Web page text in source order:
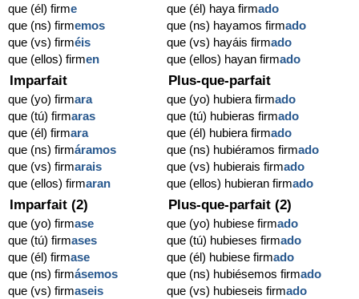
que (él) firme
que (ns) firmemos
que (vs) firméis
que (ellos) firmen
que (él) haya firmado
que (ns) hayamos firmado
que (vs) hayáis firmado
que (ellos) hayan firmado
Imparfait
que (yo) firmara
que (tú) firmaras
que (él) firmara
que (ns) firmáramos
que (vs) firmarais
que (ellos) firmaran
Plus-que-parfait
que (yo) hubiera firmado
que (tú) hubieras firmado
que (él) hubiera firmado
que (ns) hubiéramos firmado
que (vs) hubierais firmado
que (ellos) hubieran firmado
Imparfait (2)
que (yo) firmase
que (tú) firmases
que (él) firmase
que (ns) firmásemos
que (vs) firmaseis
Plus-que-parfait (2)
que (yo) hubiese firmado
que (tú) hubieses firmado
que (él) hubiese firmado
que (ns) hubiésemos firmado
que (vs) hubieseis firmado